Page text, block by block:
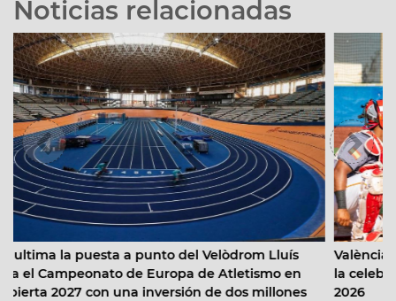
Noticias relacionadas
Velòdrom Lluís
de Atletismo en
de dos millones
València reúne a las promesas del
la celebración del Campeonato de
2026